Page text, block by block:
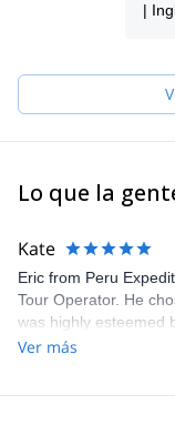
|
Lo que la
Kate
Eric from Peru
Tour Operator. He
was highly esteemed
the journey-the
Ver más